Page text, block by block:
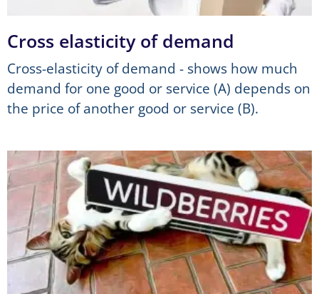
Cross elasticity of demand
Cross-elasticity of demand - shows how much
demand for one good or service (A) depends on
the price of another good or service (B).